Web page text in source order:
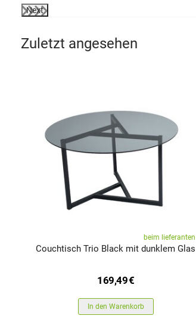
Next
Zuletzt angesehen
beim lieferanten
Couchtisch Trio Black mit dunklem Glas
169,49€
In den Warenkorb